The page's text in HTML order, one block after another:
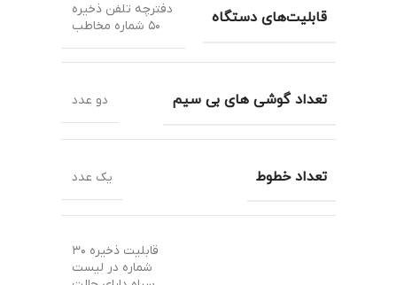
قابلیت‌های دستگاه
دفترچه تلفن ذخیره
۵۰ شماره مخاطب
تعداد گوشی های بی سیم دو عدد
تعداد خطوط یک عدد
قابلیت ذخیره ۳۰
شماره در لیست